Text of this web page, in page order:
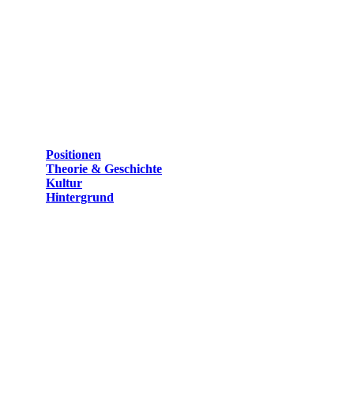
Positionen
Theorie & Geschichte
Kultur
Hintergrund